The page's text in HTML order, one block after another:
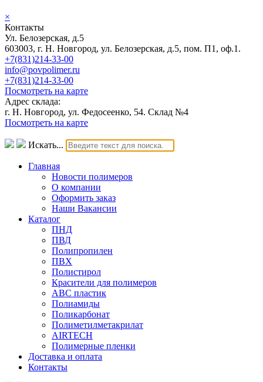
×
Контакты
Ул. Белозерская, д.5
603003, г. Н. Новгород, ул. Белозерская, д.5, пом. П1, оф.1.
+7(831)214-33-00
info@povpolimer.ru
+7(831)214-33-00
Посмотреть на карте
Адрес склада:
г. Н. Новгород, ул. Федосеенко, 54. Склад №4
Посмотреть на карте
Искать...
Главная
Новости полимеров
О компании
Оформить заказ
Наши Вакансии
Каталог
ПНД
ПВД
Полипропилен
ПВХ
Полистирол
Красители для полимеров
АВС пластик
Полиамиды
Поликарбонат
Полиметилметакрилат
AIRTECH
Полимерные пленки
Доставка и оплата
Контакты